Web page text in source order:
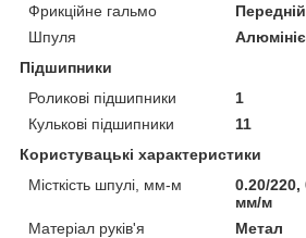
Фрикційне гальмо
Передній
Шпуля
Підшипники
Роликові підшипники
1
Кулькові підшипники
11
Користувацькі характеристики
Місткість шпулі, мм-м
0.20/220,
мм/м
Матеріал руків'я
Метал